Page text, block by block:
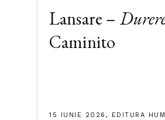
Lansare –
Caminito
15 IUNIE 2026, EDITURA